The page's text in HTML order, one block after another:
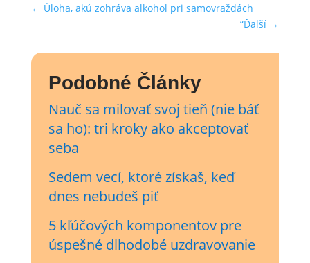
← Úloha, akú zohráva alkohol pri samovraždách
“Ďalší →
Podobné Články
Nauč sa milovať svoj tieň (nie báť
sa ho): tri kroky ako akceptovať
seba
Sedem vecí, ktoré získaš, keď
dnes nebudeš piť
5 kľúčových komponentov pre
úspešné dlhodobé uzdravovanie